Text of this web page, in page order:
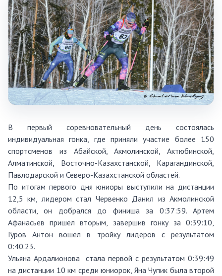
В первый соревновательный день состоялась
индивидуальная гонка, где приняли участие более 150
спортсменов из Абайской, Акмолинской, Актюбинской,
Алматинской, Восточно-Казахстанской, Карагандинской,
Павлодарской и Северо-Казахстанской областей.
По итогам первого дня юниоры выступили на дистанции
12,5 км, лидером стал Червенко Данил из Акмолинской
области, он добрался до финиша за 0:37:59. Артем
Афанасьев пришел вторым, завершив гонку за 0:39:10,
Гуров Антон вошел в тройку лидеров с результатом
0:40.23.
Ульяна Ардалионова стала первой с результатом 0:39:49
на дистанции 10 км среди юниорок, Яна Чупик была второй